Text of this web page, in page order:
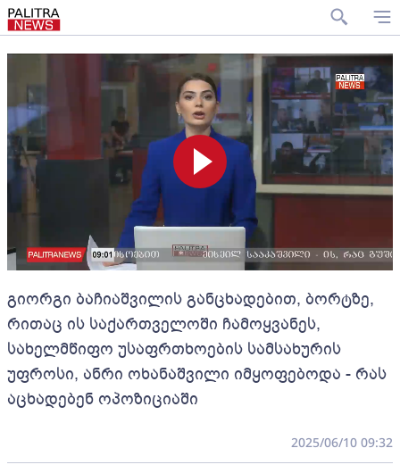
გიორგი ბაჩიაშვილის განცხადებით, ბორტზე,
რითაც ის საქართველოში ჩამოყვანეს,
სახელმწიფო უსაფრთხოების სამსახურის
უფროსი, ანრი ოხანაშვილი იმყოფებოდა - რას
აცხადებენ ოპოზიციაში
2025/06/10 09:32